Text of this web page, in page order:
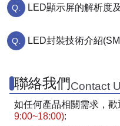
LED顯示屏的解析度
LED封裝技術介紹
聯絡我們Contact
如任何產品相關需求，
9:00~18:00):